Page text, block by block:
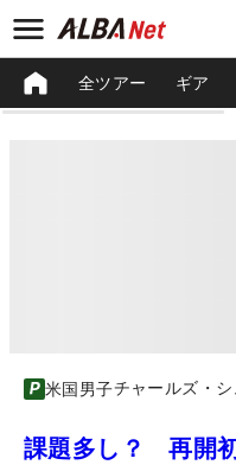
全ツアー ギア
米国男子チャールズ・
課題多し？ 再開